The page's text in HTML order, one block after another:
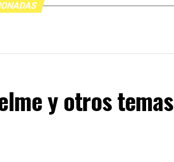
y otros temas